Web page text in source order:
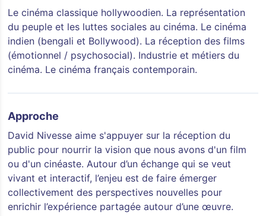
Le cinéma classique hollywoodien. La représentation
du peuple et les luttes sociales au cinéma. Le cinéma
indien (bengali et Bollywood). La réception des films
(émotionnel / psychosocial). Industrie et métiers du
cinéma. Le cinéma français contemporain.
Approche
David Nivesse aime s'appuyer sur la réception du
public pour nourrir la vision que nous avons d'un film
ou d'un cinéaste. Autour d’un échange qui se veut
vivant et interactif, l’enjeu est de faire émerger
collectivement des perspectives nouvelles pour
enrichir l’expérience partagée autour d’une œuvre.